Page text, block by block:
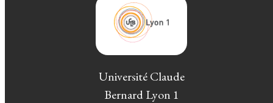
Université Claude
Bernard Lyon 1